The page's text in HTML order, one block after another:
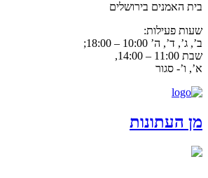
בית האמנים בירושלים
שעות פעילות:
ב’, ג’, ד’, ה’ 10:00 – 18:00;
שבת 11:00 – 14:00,
א’, ו’- סגור
מן העתונות